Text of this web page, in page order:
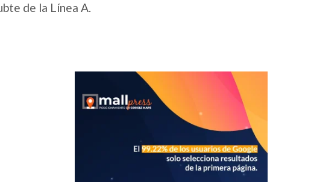
de la Línea A.